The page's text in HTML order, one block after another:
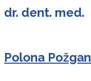
dr. dent. med.
Polona Požgan